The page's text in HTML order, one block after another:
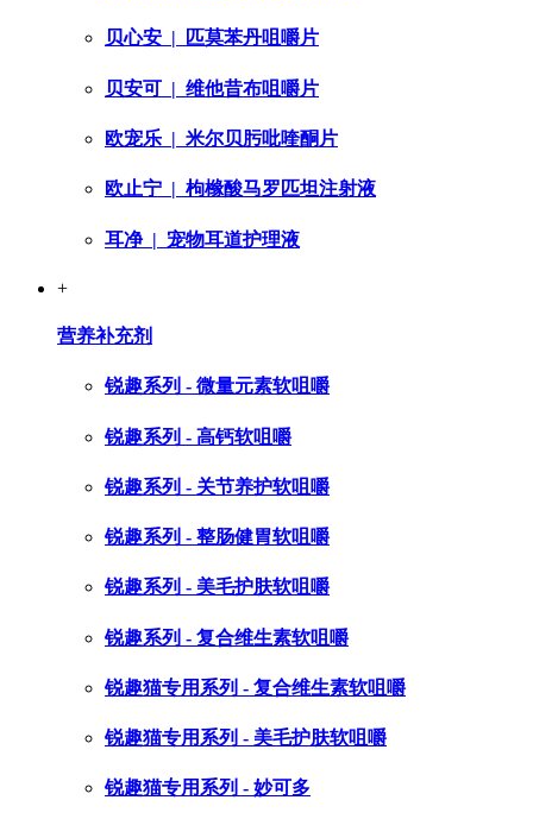
贝心安 | 匹莫苯丹咀嚼片
贝安可 | 维他昔布咀嚼片
欧宠乐 | 米尔贝肟吡喹酮片
欧止宁 | 枸橼酸马罗匹坦注射液
耳净| 宠物耳道护理液
+
营养补充剂
锐趣系列 - 微量元素软咀嚼
锐趣系列 - 高钙软咀嚼
锐趣系列 - 关节养护软咀嚼
锐趣系列 - 整肠健胃软咀嚼
锐趣系列 - 美毛护肤软咀嚼
锐趣系列 - 复合维生素软咀嚼
锐趣猫专用系列 - 复合维生素软咀嚼
锐趣猫专用系列 - 美毛护肤软咀嚼
锐趣猫专用系列 - 妙可多